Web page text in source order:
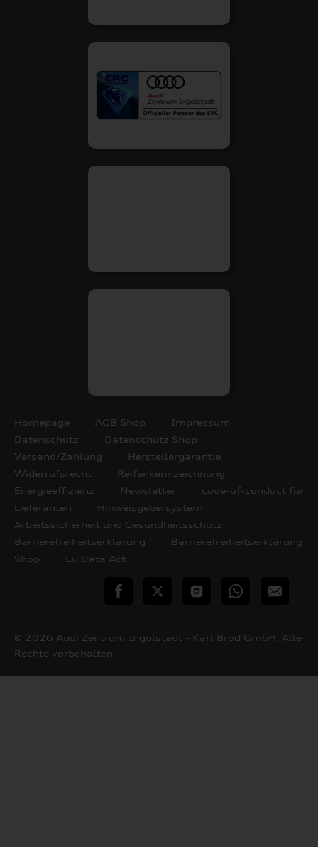
Homepage AGB Shop
Impressum
Datenschutz
Datenschutz Shop
Versand/Zahlung
Herstellergarantie
Widerrufsrecht
Reifenkennzeichnung
Energieeffizienz
Newsletter
code-of-conduct für
Lieferanten
Hinweisgebersystem
Arbeitssicherheit und Gesundheitsschutz
Barrierefreiheitserklärung
Barrierefreiheitserklärung
Shop
Eu Data Act
teilen Twitter InstagramWhatsApp
E-
© 2026 Audi Zentrum Ingolstadt - Karl Brod GmbH. Alle
Rechte vorbehalten